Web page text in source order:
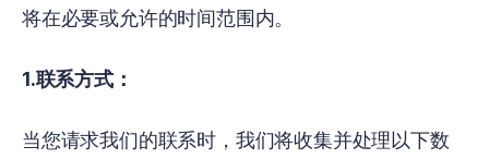
将在必要或允许的时间范围内。
1.联系方式：
当您请求我们的联系时，我们将收集并处理以下数